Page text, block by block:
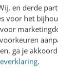
en derde
voor het
ga je
.
alleen